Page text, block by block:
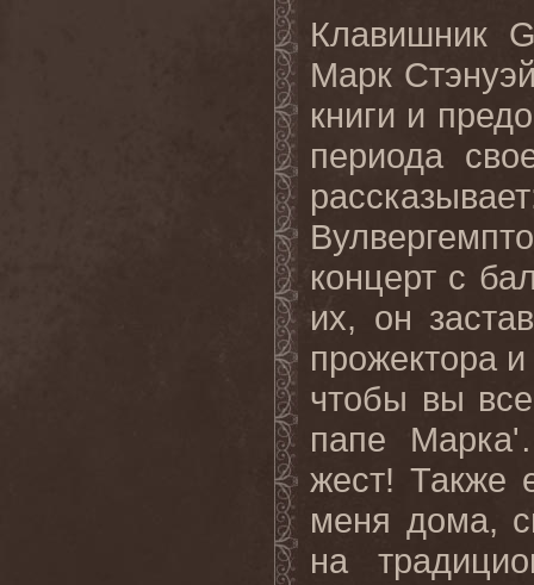
Клавишник
Марк
книги и
периода
концерт с
их, он
прожектора
чтобы вы
папе
жест! Также
меня дома,
на